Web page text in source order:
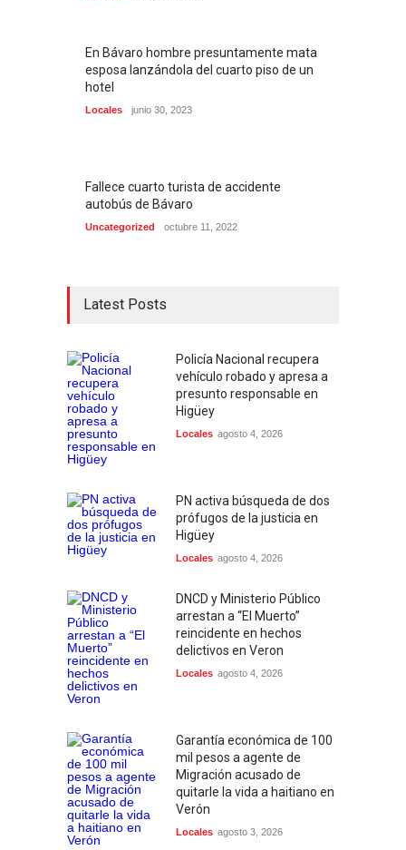
En Bávaro hombre presuntamente mata
esposa lanzándola del cuarto piso de un
hotel
Locales junio 30, 2023
Fallece cuarto turista de accidente
autobús de Bávaro
Uncategorized octubre 11, 2022
Latest Posts
Policía Nacional recupera
vehículo robado y apresa a
presunto responsable en
Higüey
Locales agosto 4, 2026
PN activa búsqueda de dos
prófugos de la justicia en
Higüey
Locales agosto 4, 2026
DNCD y Ministerio Público
arrestan a “El Muerto”
reincidente en hechos
delictivos en Veron
Locales agosto 4, 2026
Garantía económica de 100
mil pesos a agente de
Migración acusado de
quitarle la vida a haitiano en
Verón
Locales agosto 3, 2026